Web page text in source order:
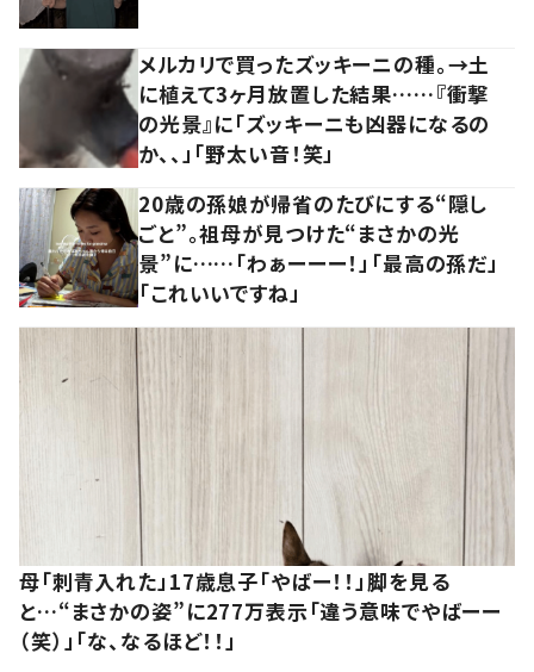
メルカリで買ったズッキーニの種。→土
に植えて3ヶ月放置した結果……『衝撃
の光景』に「ズッキーニも凶器になるの
か、、」「野太い音！笑」
20歳の孫娘が帰省のたびにする“隠し
ごと”。祖母が見つけた“まさかの光
景”に……「わぁーーー！」「最高の孫だ」
「これいいですね」
母「刺青入れた」17歳息子「やばー！！」脚を見る
と…“まさかの姿”に277万表示「違う意味でやばーー
（笑）」「な、なるほど！！」